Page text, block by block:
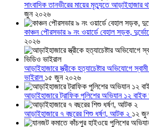
সাংবাদিক তানভীরের মায়ের মৃত্যুতে আড়াইহাজার
জুন ২০২৬
কাঞ্চন পৌরসভার ৯ নং ওয়ার্ডে বেহাল সড়ক,
২০২৬
আড়াইহাজারে স্ত্রীকে হত্যাচেষ্টার অভিযোগে
ভাইরাল ১৫ জুন ২০২৬
আড়াইহাজারে ট্রাফিক পুলিশের অভিযান ১২
আড়াইহাজারে ৭ বছরের শিশু ধর্ষণ, আটক ২ ১২